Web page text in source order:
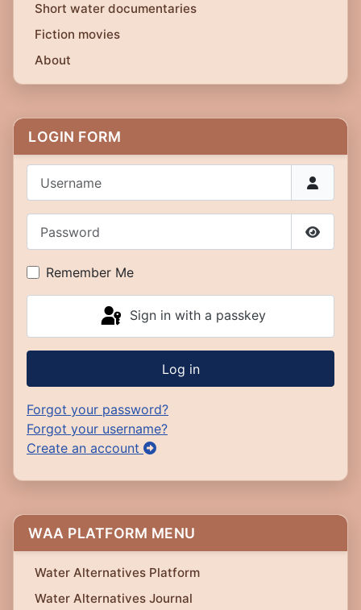
Short water documentaries
Fiction movies
About
LOGIN FORM
Show
Remember Me
Sign in with a passkey
Log in
Forgot your password?
Forgot your username?
Create an account
WAA PLATFORM MENU
Water Alternatives Platform
Water Alternatives Journal